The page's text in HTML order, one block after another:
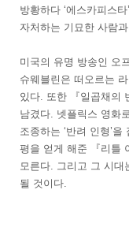
방황하다 ‘에스카피스
자처하는 기묘한 사람
미국의 유명 방송인 오
슈웨블린은 떠오르는
있다. 또한 『일곱채의
남겼다. 넷플릭스 영화
조종하는 ‘반려 인형’
평을 얻게 해준 『리틀
모른다. 그리고 그 시대
될 것이다.